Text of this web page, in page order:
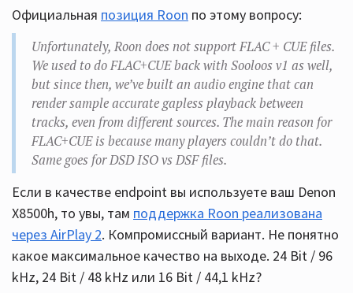
Официальная позиция Roon по этому вопросу:
Unfortunately, Roon does not support FLAC + CUE files.
We used to do FLAC+CUE back with Sooloos v1 as well,
but since then, we’ve built an audio engine that can
render sample accurate gapless playback between
tracks, even from different sources. The main reason for
FLAC+CUE is because many players couldn’t do that.
Same goes for DSD ISO vs DSF files.
Если в качестве endpoint вы используете ваш Denon
X8500h, то увы, там поддержка Roon реализована
через AirPlay 2. Компромиссный вариант. Не понятно
какое максимальное качество на выходе. 24 Bit / 96
kHz, 24 Bit / 48 kHz или 16 Bit / 44,1 kHz?